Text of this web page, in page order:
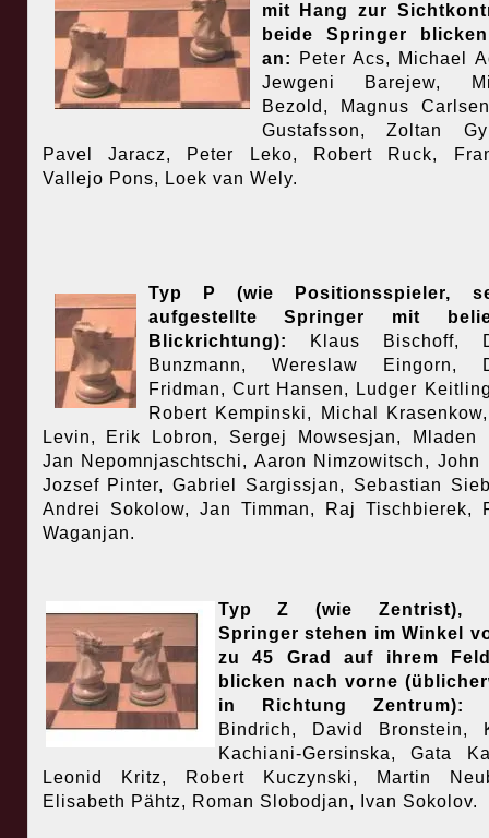
mit Hang zur
beide Springer
an: Peter Acs, Michael
Jewgeni Barejew,
Bezold, Magnus
Gustafsson, Zoltan
Pavel Jaracz, Peter Leko, Robert Ruck,
Vallejo Pons, Loek van Wely.
Typ P (wie Positionsspieler,
aufgestellte Springer mit
Blickrichtung): Klaus Bischoff,
Bunzmann, Wereslaw Eingorn,
Fridman, Curt Hansen, Ludger
Robert Kempinski, Michal
Levin, Erik Lobron, Sergej Mowsesjan, Mladen
Jan Nepomnjaschtschi, Aaron Nimzowitsch, John
Jozsef Pinter, Gabriel Sargissjan, Sebastian
Andrei Sokolow, Jan Timman, Raj Tischbierek,
Waganjan.
Typ Z (wie Zentrist),
Springer stehen im Winkel
zu 45 Grad auf ihrem
blicken nach vorne
in Richtung Zentrum):
Bindrich, David Bronstein,
Kachiani-Gersinska, Gata
Leonid Kritz, Robert Kuczynski, Martin
Elisabeth Pähtz, Roman Slobodjan, Ivan Sokolov.